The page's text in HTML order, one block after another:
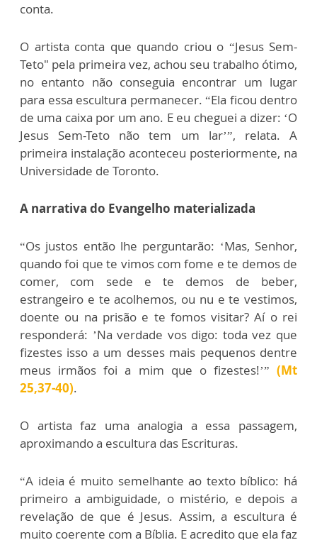
conta.
O artista conta que quando criou o “Jesus Sem-
Teto" pela primeira vez, achou seu trabalho ótimo,
no entanto não conseguia encontrar um lugar
para essa escultura permanecer. “Ela ficou dentro
de uma caixa por um ano. E eu cheguei a dizer: ‘O
Jesus Sem-Teto não tem um lar’”, relata. A
primeira instalação aconteceu posteriormente, na
Universidade de Toronto.
A narrativa do Evangelho materializada
“Os justos então lhe perguntarão: ‘Mas, Senhor,
quando foi que te vimos com fome e te demos de
comer, com sede e te demos de beber,
estrangeiro e te acolhemos, ou nu e te vestimos,
doente ou na prisão e te fomos visitar? Aí o rei
responderá: ’Na verdade vos digo: toda vez que
fizestes isso a um desses mais pequenos dentre
meus irmãos foi a mim que o fizestes!’” (Mt
25,37-40).
O artista faz uma analogia a essa passagem,
aproximando a escultura das Escrituras.
“A ideia é muito semelhante ao texto bíblico: há
primeiro a ambiguidade, o mistério, e depois a
revelação de que é Jesus. Assim, a escultura é
muito coerente com a Bíblia. E acredito que ela faz